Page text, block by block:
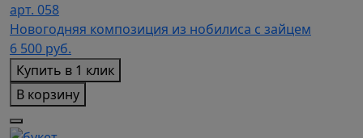
арт. 058
Новогодняя композиция из нобилиса с зайцем
6 500 руб.
Купить в 1 клик
В корзину